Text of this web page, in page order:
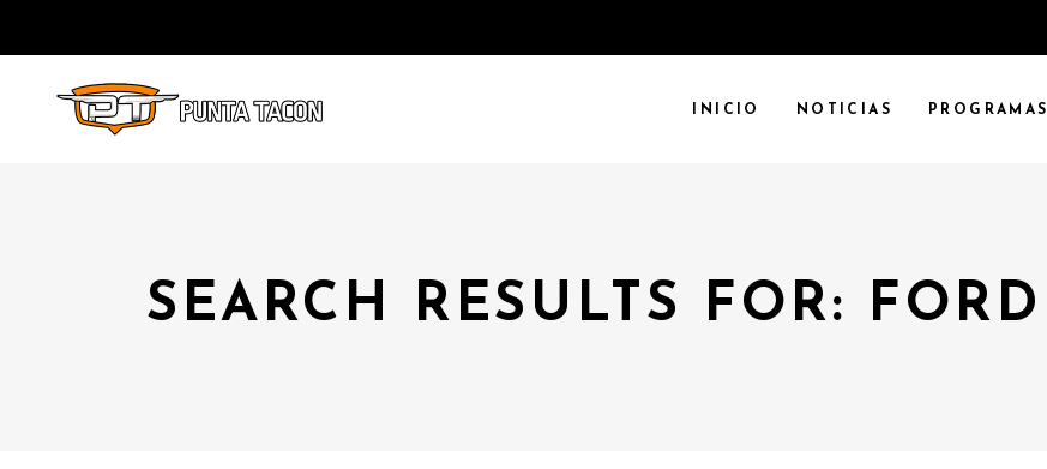
INICIO NOTICIAS PROGRAMAS
SEARCH RESULTS FOR: FORD